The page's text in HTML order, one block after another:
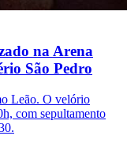
na Arena
São Pedro
Leão. O velório
com sepultamento